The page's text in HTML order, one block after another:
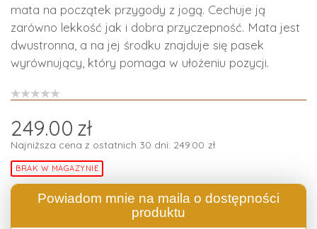
mata na początek przygody z jogą. Cechuje ją
zarówno lekkość jak i dobra przyczepność. Mata jest
dwustronna, a na jej środku znajduje się pasek
wyrównujący, który pomaga w ułożeniu pozycji.
249.00 zł
Najniższa cena z ostatnich 30 dni: 249.00 zł
BRAK W MAGAZYNIE
Powiadom mnie na maila o dostępności
produktu